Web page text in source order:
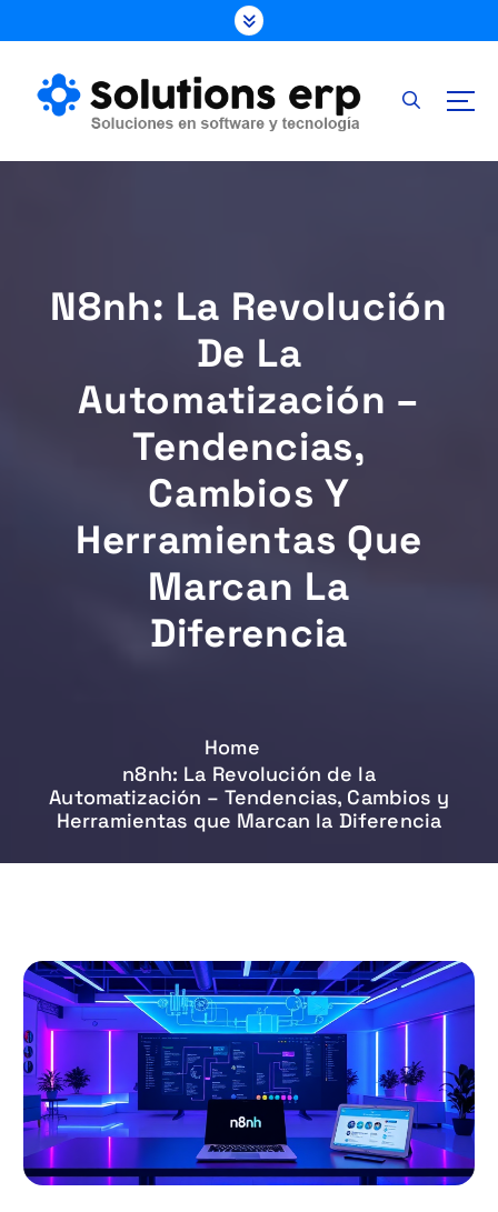
k
c
N8nh: La Revolución
De La
Automatización –
Tendencias,
Cambios Y
Herramientas Que
Marcan La
Diferencia
Home
n8nh: La Revolución de la
Automatización – Tendencias, Cambios y
Herramientas que Marcan la Diferencia